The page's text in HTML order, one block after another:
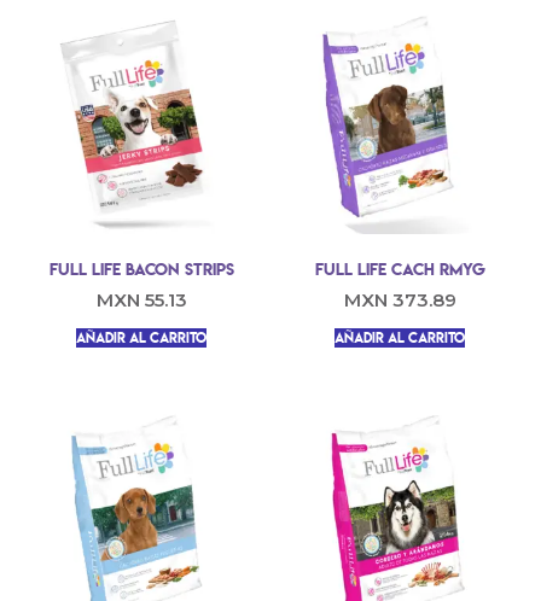
Full Life Bacon strips
MXN 55.13
Añadir al carrito
Full Life Cach RMYG
MXN 373.89
Añadir al carrito